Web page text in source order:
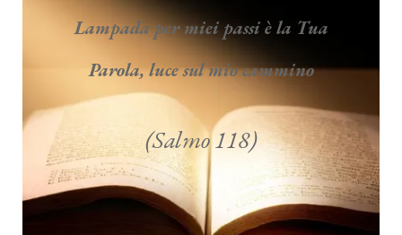
Lampada per miei passi è la Tua
Parola, luce sul mio cammino
(Salmo 118)